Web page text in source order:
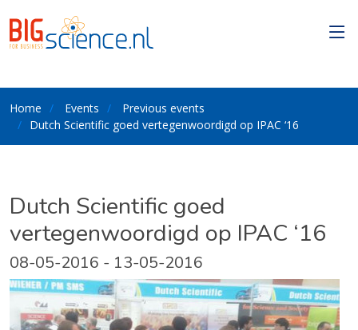
Home Events
Previous events
Dutch Scientific goed vertegenwoordigd op IPAC ‘16
Dutch Scientific goed
vertegenwoordigd op IPAC ‘16
08-05-2016 - 13-05-2016